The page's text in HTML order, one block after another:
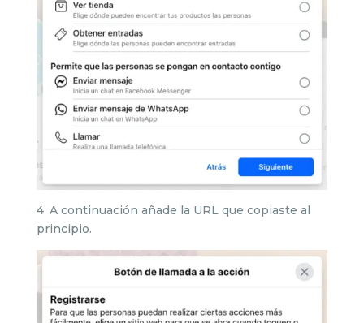
4. A continuación añade la URL que copiaste al
principio.